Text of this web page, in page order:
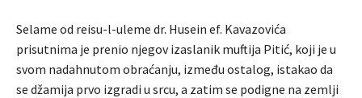
Selame od reisu-l-uleme dr. Husein ef. Kavazovića
prisutnima je prenio njegov izaslanik muftija Pitić, koji je u
svom nadahnutom obraćanju, između ostalog, istakao da
se džamija prvo izgradi u srcu, a zatim se podigne na zemlji